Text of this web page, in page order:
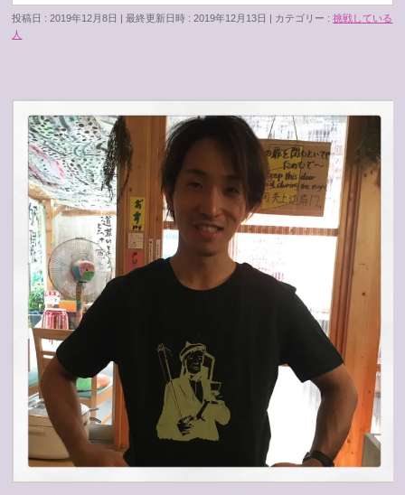
投稿日 : 2019年12月8日 最終更新日時 : 2019年12月13日 カテゴリー :挑戦している
人